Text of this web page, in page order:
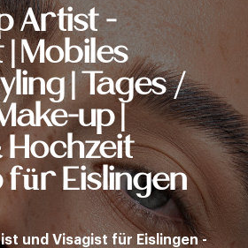
Artist -
Mobiles
| Tages /
up |
für Eislingen
und Visagist für Eislingen -